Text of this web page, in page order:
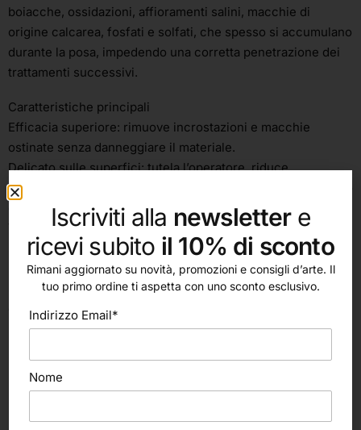
boiacche, ossidazioni, affioramenti salini, macchie di
origine calcarea, fosfati e solfati, che spesso si accumulano
durante la posa, impedendo una corretta penetrazione dei
trattamenti successivi.
Caratteristiche principali
Efficacia superiore: rimuove incrostazioni e macchie
ostinate senza danneggiare il materiale.
Delicato sulle superfici: tutela l’operatore, riduce
l’aggressione su fughe e giunti e non provoca ingiallimenti o
danni alla colorazione del cotto.
Versatilità: utilizzabile su pavimenti esterni ed interni e per
superfici verticali come facciavista, scale e battiscopa con
la variante RASCOTT DENSO per una maggiore adesione.
Specificità: a differenza dell’acido muriatico, è studiato per
garantire una pulizia sicura e mirata dei pavimenti in cotto.
Iscriviti alla newslettere
ricevi subito il 10% di sconto
Rimani aggiornato su novità, promozioni e consigli d’arte. Il
tuo primo ordine ti aspetta con uno sconto esclusivo.
Indirizzo Email*
Nome